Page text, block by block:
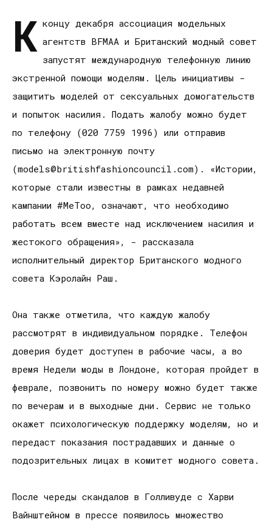
К концу декабря ассоциация модельных
агентств BFMAA и Британский модный совет
запустят международную телефонную линию
экстренной помощи моделям. Цель инициативы -
защитить моделей от сексуальных домогательств
и попыток насилия. Подать жалобу можно будет
по телефону (020 7759 1996) или отправив
письмо на электронную почту
(models@britishfashioncouncil.com). «Истории,
которые стали известны в рамках недавней
кампании #MeToo, означают, что необходимо
работать всем вместе над исключением насилия и
жестокого обращения», - рассказала
исполнительный директор Британского модного
совета Кэролайн Раш.
Она также отметила, что каждую жалобу
рассмотрят в индивидуальном порядке. Телефон
доверия будет доступен в рабочие часы, а во
время Недели моды в Лондоне, которая пройдет в
феврале, позвонить по номеру можно будет также
по вечерам и в выходные дни. Сервис не только
окажет психологическую поддержку моделям, но и
передаст показания пострадавших и данные о
подозрительных лицах в комитет модного совета.
После череды скандалов в Голливуде с Харви
Вайнштейном в прессе появилось множество